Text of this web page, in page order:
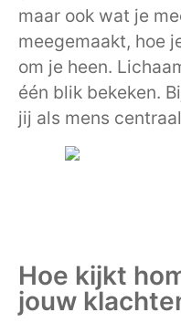
maar ook wat je
meegemaakt, hoe
om je heen.
één blik bekeken.
jij als mens
Hoe kijkt
jouw